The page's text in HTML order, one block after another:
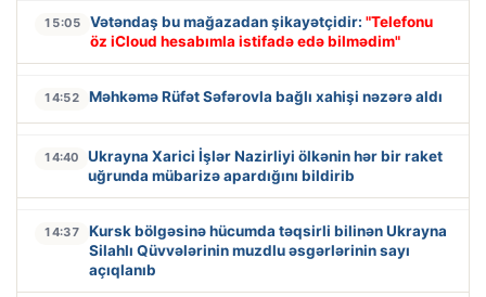
15:05 Vətəndaş bu mağazadan şikayətçidir: "Telefonu
öz iCloud hesabımla istifadə edə bilmədim"
14:52 Məhkəmə Rüfət Səfərovla bağlı xahişi nəzərə aldı
14:40
Ukrayna Xarici İşlər Nazirliyi ölkənin hər bir raket
uğrunda mübarizə apardığını bildirib
14:37
Kursk bölgəsinə hücumda təqsirli bilinən Ukrayna
Silahlı Qüvvələrinin muzdlu əsgərlərinin sayı
açıqlanıb